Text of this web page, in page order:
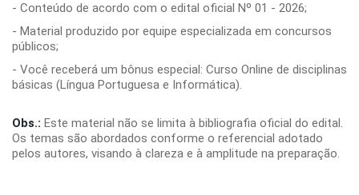
- Conteúdo de acordo com o edital oficial Nº 01 - 2026;
- Material produzido por equipe especializada em concursos
públicos;
- Você receberá um bônus especial: Curso Online de disciplinas
básicas (Língua Portuguesa e Informática).
Obs.: Este material não se limita à bibliografia oficial do edital.
Os temas são abordados conforme o referencial adotado
pelos autores, visando à clareza e à amplitude na preparação.